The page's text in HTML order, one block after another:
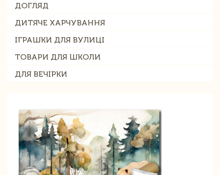
ДОГЛЯД
ДИТЯЧЕ ХАРЧУВАННЯ
ІГРАШКИ ДЛЯ ВУЛИЦІ
ТОВАРИ ДЛЯ ШКОЛИ
ДЛЯ ВЕЧІРКИ